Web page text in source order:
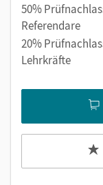
50%
Referendare
20%
Lehrkräfte